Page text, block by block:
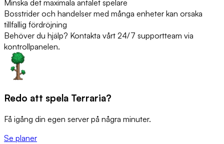
Minska det maximala antalet spelare
Bosstrider och handelser med många enheter kan orsaka
tillfallig fördröjning
Behöver du hjälp? Kontakta vårt 24/7 supportteam via
kontrollpanelen.
Redo att spela Terraria?
Få igång din egen server på några minuter.
Se planer